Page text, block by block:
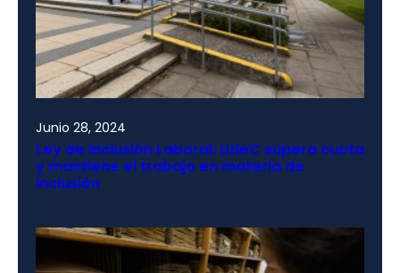
Junio 28, 2024
Ley de Inclusión Laboral: UdeC supera cuota
y mantiene el trabajo en materia de
inclusión